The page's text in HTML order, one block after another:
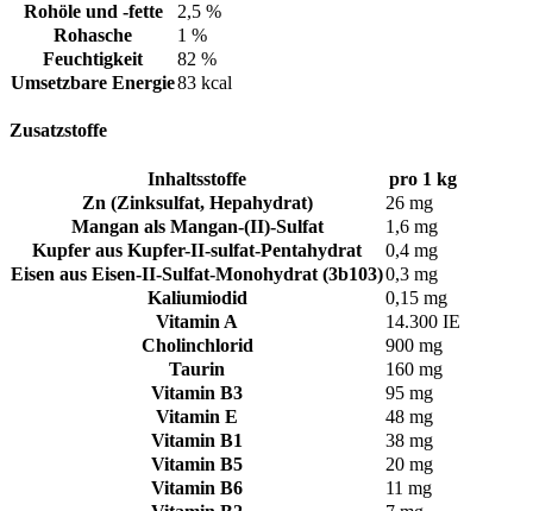
Rohöle und -fette
2,5 %
Rohasche
1 %
Feuchtigkeit
82 %
Umsetzbare Energie83 kcal
Zusatzstoffe
Inhaltsstoffe
pro 1 kg
Zn (Zinksulfat, Hepahydrat)
26 mg
Mangan als Mangan-(II)-Sulfat
1,6 mg
Kupfer aus Kupfer-II-sulfat-Pentahydrat
0,4 mg
Eisen aus Eisen-II-Sulfat-Monohydrat (3b103)0,3 mg
Kaliumiodid
0,15 mg
Vitamin A
14.300 IE
Cholinchlorid
900 mg
Taurin
160 mg
Vitamin B3
95 mg
Vitamin E
48 mg
Vitamin B1
38 mg
Vitamin B5
20 mg
Vitamin B6
11 mg